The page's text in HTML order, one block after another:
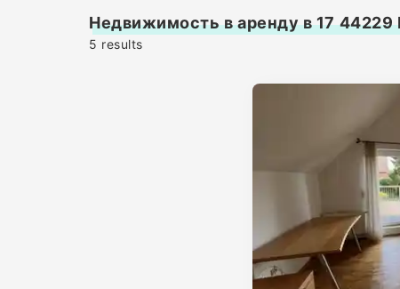
Недвижимость в аренду в 17 44229
5 results